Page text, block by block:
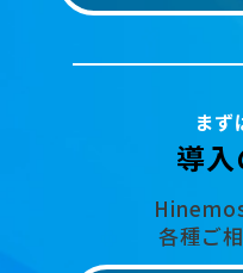
まず
導
各種ご